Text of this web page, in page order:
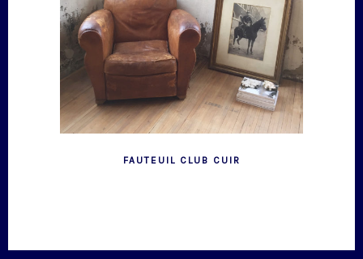
FAUTEUIL CLUB CUIR